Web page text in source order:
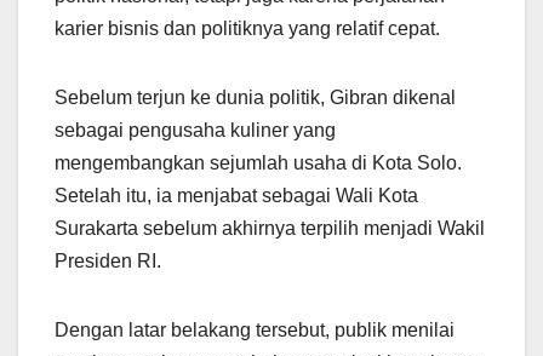
karier bisnis dan politiknya yang relatif cepat.
Sebelum terjun ke dunia politik, Gibran dikenal
sebagai pengusaha kuliner yang
mengembangkan sejumlah usaha di Kota Solo.
Setelah itu, ia menjabat sebagai Wali Kota
Surakarta sebelum akhirnya terpilih menjadi Wakil
Presiden RI.
Dengan latar belakang tersebut, publik menilai